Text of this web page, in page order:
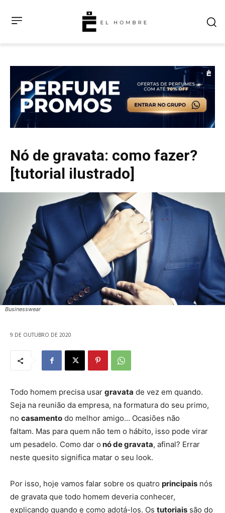
Nó de gravata: como fazer?
[tutorial ilustrado]
Businesswear
9 DE OUTUBRO DE 2020
Todo homem precisa usar gravata de vez em quando.
Seja na reunião da empresa, na formatura do seu primo,
no casamento do melhor amigo… Ocasiões não
faltam. Mas para quem não tem o hábito, isso pode virar
um pesadelo. Como dar o nó de gravata, afinal? Errar
neste quesito significa matar o seu look.
Por isso, hoje vamos falar sobre os quatro principais nós
de gravata que todo homem deveria conhecer,
explicando quando e como adotá-los. Os tutoriais são do